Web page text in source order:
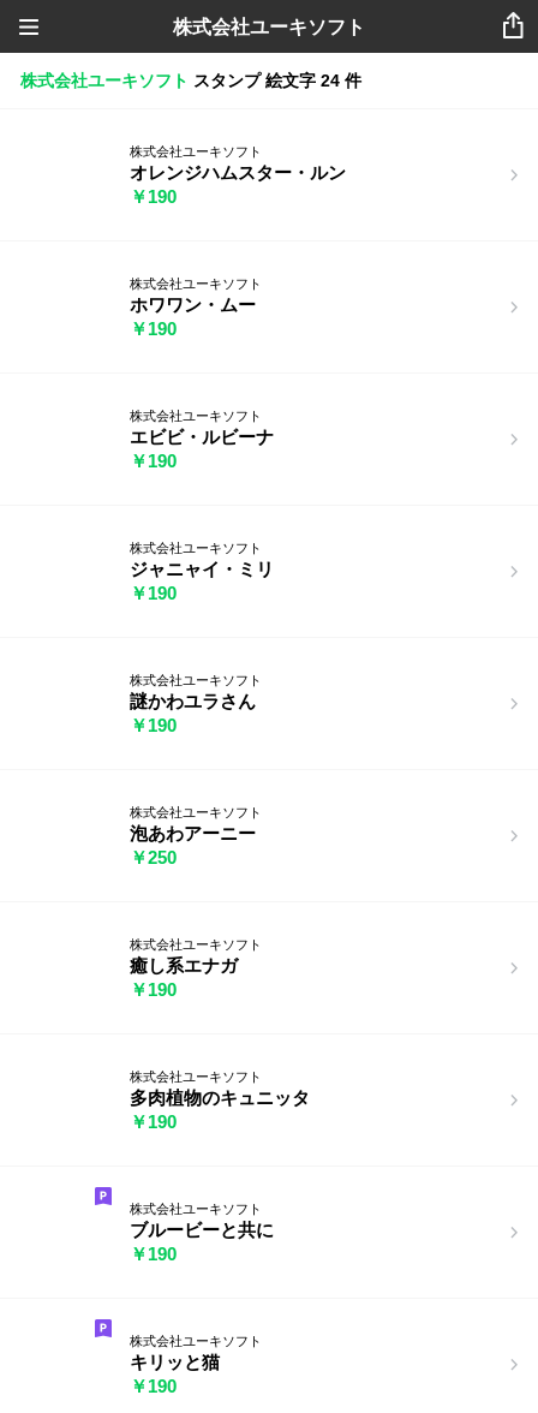
株式会社ユーキソフト
株式会社ユーキソフト スタンプ 絵文字 24 件
株式会社ユーキソフト
オレンジハムスター・ルン
￥190
株式会社ユーキソフト
ホワワン・ムー
￥190
株式会社ユーキソフト
エビビ・ルビーナ
￥190
株式会社ユーキソフト
ジャニャイ・ミリ
￥190
株式会社ユーキソフト
謎かわユラさん
￥190
株式会社ユーキソフト
泡あわアーニー
￥250
株式会社ユーキソフト
癒し系エナガ
￥190
株式会社ユーキソフト
多肉植物のキュニッタ
￥190
株式会社ユーキソフト
ブルービーと共に
￥190
株式会社ユーキソフト
キリッと猫
￥190